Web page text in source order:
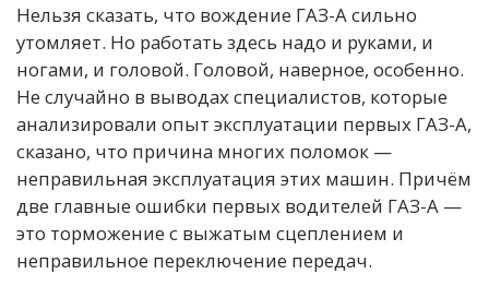
Нельзя сказать, что вождение ГАЗ-А сильно
утомляет. Но работать здесь надо и руками, и
ногами, и головой. Головой, наверное, особенно.
Не случайно в выводах специалистов, которые
анализировали опыт эксплуатации первых ГАЗ-А,
сказано, что причина многих поломок —
неправильная эксплуатация этих машин. Причём
две главные ошибки первых водителей ГАЗ-А —
это торможение с выжатым сцеплением и
неправильное переключение передач.